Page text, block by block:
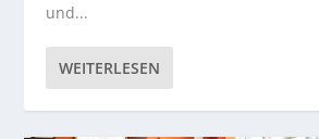
und...
WEITERLESEN